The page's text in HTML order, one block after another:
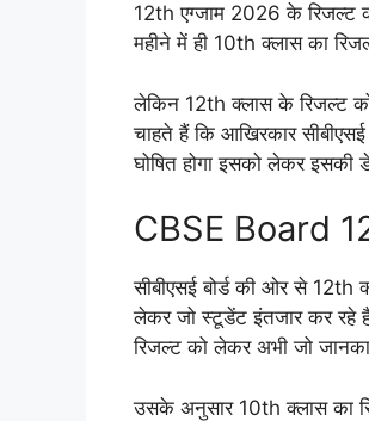
12th एग्जाम 2026 के रिजल्ट
महीने में ही 10th क्लास का
लेकिन 12th क्लास के रिजल्ट
चाहते हैं कि आखिरकार
घोषित होगा इसको लेकर
CBSE Board
सीबीएसई बोर्ड की ओर से
लेकर जो स्टूडेंट इंतजार कर रहे
रिजल्ट को लेकर अभी जो
उसके अनुसार 10th क्लास का